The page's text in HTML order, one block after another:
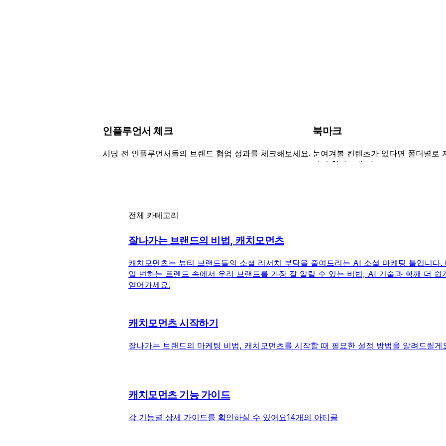
인플루언서 체크
시딩 전 인플루언서들의 브랜드 협업 성과를 체크해보세요.
북마크
눈여겨볼 컨텐츠가 있다면 폴더별로
다시 찾아보세요!
전체 카테고리
잘나가는 브랜드의 비법, 캐치모먼츠
캐치모먼츠는 뷰티 브랜드들의 소셜 리서치 부담을 줄여드리는 AI 소셜 마케팅 툴입니다.
일 변하는 트렌드 속에서 우리 브랜드를 가장 잘 알릴 수 있는 비법, AI 기술과 함께 더 쉽
얻어가세요.
캐치모먼츠 시작하기
잘나가는 브랜드의 마케팅 비법, 캐치모먼츠를 시작할 때 필요한 설정 방법을 알려드릴게
캐치모먼츠 기능 가이드
각 기능별 상세 가이드를 확인하실 수 있어요14개의 아티클